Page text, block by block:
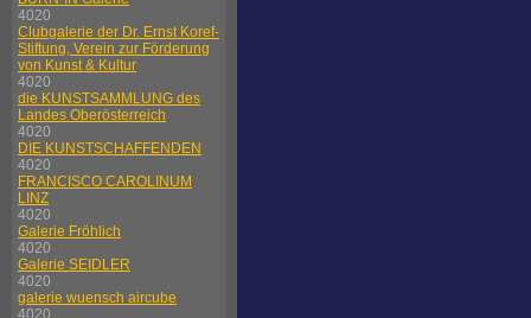
4020
Clubgalerie der Dr. Ernst Koref-
Stiftung, Verein zur Förderung
von Kunst & Kultur
4020
die KUNSTSAMMLUNG des
Landes Oberösterreich
4020
DIE KUNSTSCHAFFENDEN
4020
FRANCISCO CAROLINUM
LINZ
4020
Galerie Fröhlich
4020
Galerie SEIDLER
4020
galerie wuensch aircube
4020